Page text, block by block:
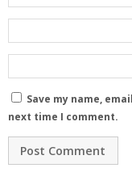
Save my name,
next time I comment.